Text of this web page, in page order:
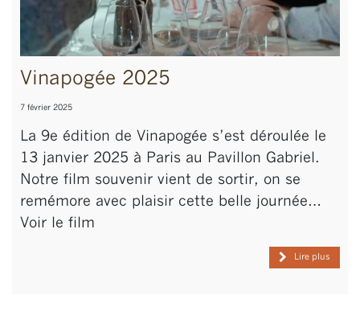
Vinapogée 2025
7 février 2025
La 9e édition de Vinapogée s’est déroulée le
13 janvier 2025 à Paris au Pavillon Gabriel.
Notre film souvenir vient de sortir, on se
remémore avec plaisir cette belle journée…
Voir le film
Lire plus